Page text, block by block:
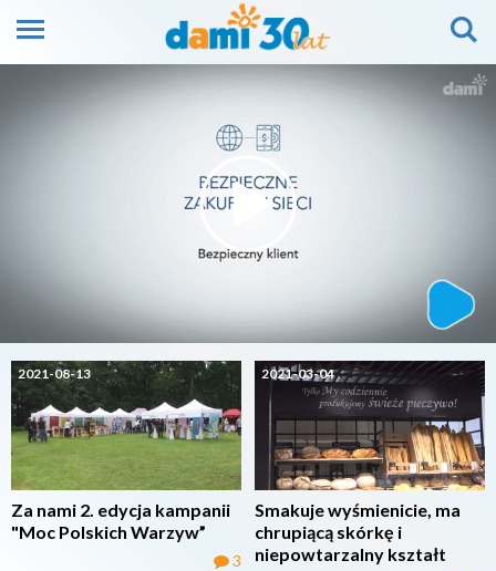
2021-08-13
Za nami 2. edycja kampanii
"Moc Polskich Warzyw”
3
2021-03-04
Smakuje wyśmienicie, ma
chrupiącą skórkę i
niepowtarzalny kształt